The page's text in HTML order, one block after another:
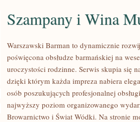
SZAMPANY
Szampany i Wina
Warszawski Barman to dynamicznie
poświęcona obsłudze barmańskiej na
uroczystości rodzinne. Serwis skupia się
dzięki którym każda impreza nabiera
osób poszukujących profesjonalnej
najwyższy poziom organizowanego
Browarnictwo i Świat Wódki. Na stronie